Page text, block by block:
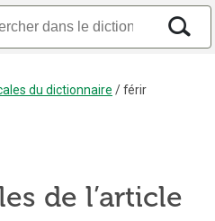
du dictionnaire /férir
de l’article